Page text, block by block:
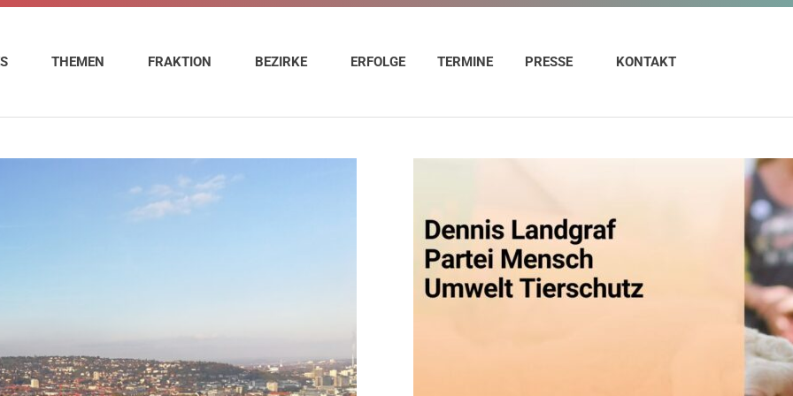
THEMEN FRAKTION BEZIRKE ERFOLGE TERMINE PRESSE KONTAKT